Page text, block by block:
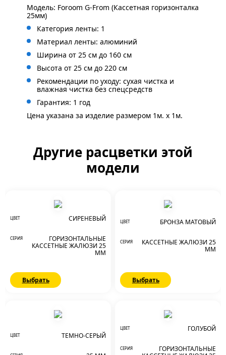
Модель: Foroom G-From (Кассетная горизонталка
25мм)
Категория ленты: 1
Материал ленты: алюминий
Ширина от 25 см до 160 см
Высота от 25 см до 220 см
Рекомендации по уходу: сухая чистка и
влажная чистка без спецсредств
Гарантия: 1 год
Цена указана за изделие размером 1м. x 1м.
Другие расцветки этой
модели
ЦВЕТ СИРЕНЕВЫЙ
СЕРИЯ
ГОРИЗОНТАЛЬНЫЕ
КАССЕТНЫЕ ЖАЛЮЗИ 25
ММ
Выбрать
ЦВЕТ БРОНЗА МАТОВЫЙ
СЕРИЯ
КАССЕТНЫЕ ЖАЛЮЗИ 25
ММ
Выбрать
ЦВЕТ ТЕМНО-СЕРЫЙ
ЦВЕТ ГОЛУБОЙ
СЕРИЯ
ГОРИЗОНТАЛЬНЫЕ